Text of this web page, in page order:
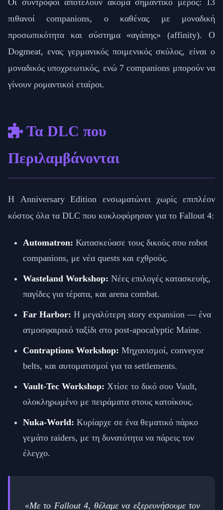
πιθανοί companions, ο καθένας με μοναδική
προσωπικότητα και σύστημα «αγάπης» (affinity). Ο
Dogmeat, ενας γερμανικός ποιμενικός σκύλος, είναι ο
μοναδικός υποχρεωτικός, ενώ 7 companions μπορούν να
γίνουν ρομαντικοί εταίροι.
Τα DLC που
Περιλαμβάνονται
Η Anniversary Edition ενσωματώνει χωρίς επιπλέον
κόστος όλα τα DLC που κυκλοφόρησαν για το Fallout 4:
Automatron: Κατασκεύασε τους δικούς σου robot
companions, με νέα quests και εχθρούς.
Wasteland Workshop: Νέες επιλογές κατασκευής,
παγίδες για τέρατα, και arena combat.
Far Harbor: Η μεγαλύτερη story expansion — ένα
ατμοσφαιρικό ταξίδι στο post-apocalyptic Maine.
Contraptions Workshop: Μηχανισμοί, conveyor
belts, και αυτοματισμοί για τα settlements.
Vault-Tec Workshop: Χτίσε το δικό σου Vault,
ολοκληρωμένο με πειράματα στους κατοίκους.
Nuka-World: Κυρίαρχε σε ένα θεματικό πάρκο
γεμάτο raiders, με τη δυνατότητα να πάρεις τον
έλεγχο.
«Με το Fallout 4, θέλαμε να εξερευνήσουμε τον